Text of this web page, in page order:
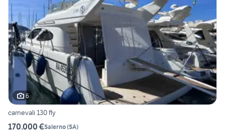
6
carnevali 130 fly
170.000 €Salerno(SA)